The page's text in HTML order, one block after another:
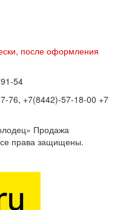
после оформления
54
76, +7(8442)-57-18-00 +7
Продажа
права защищены.